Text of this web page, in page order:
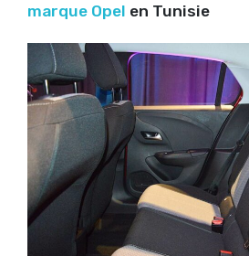
marque Opel en Tunisie